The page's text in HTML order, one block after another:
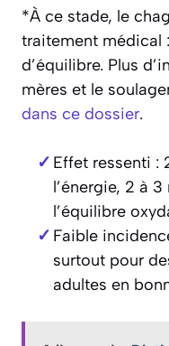
*À ce stade, le
traitement médical
d’équilibre. Plus
mères et le
dans ce dossier.
Effet ressenti :
l’énergie, 2 à
l’équilibre
Faible
surtout pour
adultes en